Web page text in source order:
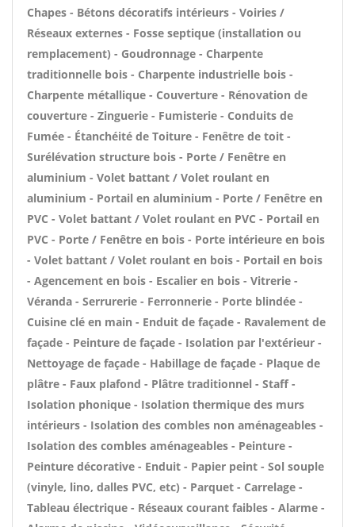
Chapes - Bétons décoratifs intérieurs - Voiries /
Réseaux externes - Fosse septique (installation ou
remplacement) - Goudronnage - Charpente
traditionnelle bois - Charpente industrielle bois -
Charpente métallique - Couverture - Rénovation de
couverture - Zinguerie - Fumisterie - Conduits de
Fumée - Étanchéité de Toiture - Fenêtre de toit -
Surélévation structure bois - Porte / Fenêtre en
aluminium - Volet battant / Volet roulant en
aluminium - Portail en aluminium - Porte / Fenêtre en
PVC - Volet battant / Volet roulant en PVC - Portail en
PVC - Porte / Fenêtre en bois - Porte intérieure en bois
- Volet battant / Volet roulant en bois - Portail en bois
- Agencement en bois - Escalier en bois - Vitrerie -
Véranda - Serrurerie - Ferronnerie - Porte blindée -
Cuisine clé en main - Enduit de façade - Ravalement de
façade - Peinture de façade - Isolation par l'extérieur -
Nettoyage de façade - Habillage de façade - Plaque de
plâtre - Faux plafond - Plâtre traditionnel - Staff -
Isolation phonique - Isolation thermique des murs
intérieurs - Isolation des combles non aménageables -
Isolation des combles aménageables - Peinture -
Peinture décorative - Enduit - Papier peint - Sol souple
(vinyle, lino, dalles PVC, etc) - Parquet - Carrelage -
Tableau électrique - Réseaux courant faibles - Alarme -